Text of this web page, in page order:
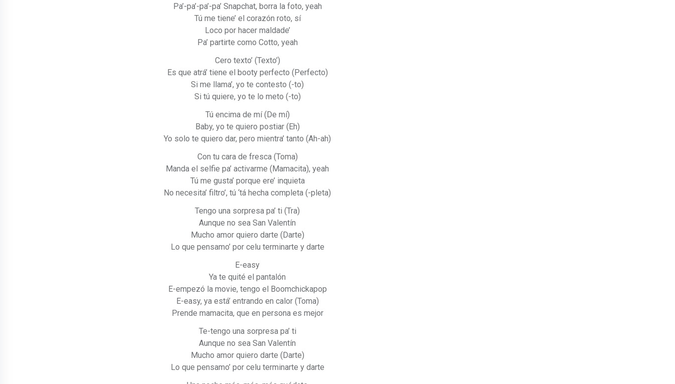
Pa’-pa’-pa’-pa’ Snapchat, borra la foto, yeah
Tú me tiene’ el corazón roto, sí
Loco por hacer maldade’
Pa’ partirte como Cotto, yeah
Cero texto’ (Texto’)
Es que atrá’ tiene el booty perfecto (Perfecto)
Si me llama’, yo te contesto (-to)
Si tú quiere, yo te lo meto (-to)
Tú encima de mí (De mí)
Baby, yo te quiero postiar (Eh)
Yo solo te quiero dar, pero mientra’ tanto (Ah-ah)
Con tu cara de fresca (Toma)
Manda el selfie pa’ activarme (Mamacita), yeah
Tú me gusta’ porque ere’ inquieta
No necesita’ filtro’, tú ‘tá hecha completa (-pleta)
Tengo una sorpresa pa’ ti (Tra)
Aunque no sea San Valentín
Mucho amor quiero darte (Darte)
Lo que pensamo’ por celu terminarte y darte
E-easy
Ya te quité el pantalón
E-empezó la movie, tengo el Boomchickapop
E-easy, ya está’ entrando en calor (Toma)
Prende mamacita, que en persona es mejor
Te-tengo una sorpresa pa’ ti
Aunque no sea San Valentín
Mucho amor quiero darte (Darte)
Lo que pensamo’ por celu terminarte y darte